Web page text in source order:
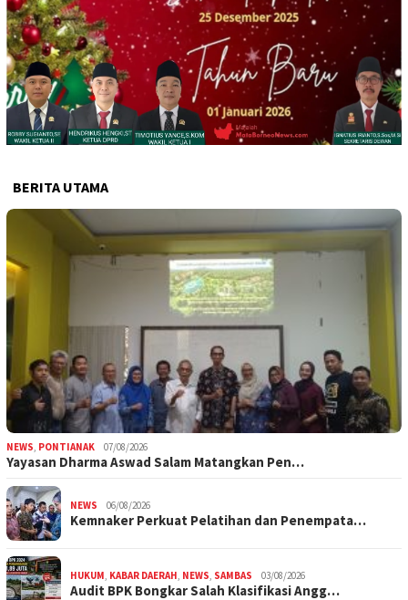
BERITA UTAMA
NEWS, PONTIANAK 07/08/2026
Yayasan Dharma Aswad Salam Matangkan Pen…
NEWS 06/08/2026
Kemnaker Perkuat Pelatihan dan Penempata…
HUKUM, KABAR DAERAH, NEWS, SAMBAS 03/08/2026
Audit BPK Bongkar Salah Klasifikasi Angg…